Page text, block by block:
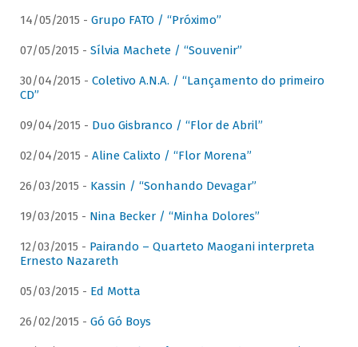
14/05/2015 - Grupo FATO / “Próximo”
07/05/2015 - Sílvia Machete / “Souvenir”
30/04/2015 - Coletivo A.N.A. / “Lançamento do primeiro
CD”
09/04/2015 - Duo Gisbranco / “Flor de Abril”
02/04/2015 - Aline Calixto / “Flor Morena”
26/03/2015 - Kassin / “Sonhando Devagar”
19/03/2015 - Nina Becker / “Minha Dolores”
12/03/2015 - Pairando – Quarteto Maogani interpreta
Ernesto Nazareth
05/03/2015 - Ed Motta
26/02/2015 - Gó Gó Boys